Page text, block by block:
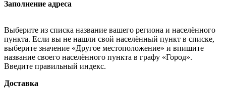
Заполнение адреса
Выберите из списка название вашего региона и населённого
пункта. Если вы не нашли свой населённый пункт в списке,
выберите значение «Другое местоположение» и впишите
название своего населённого пункта в графу «Город».
Введите правильный индекс.
Доставка